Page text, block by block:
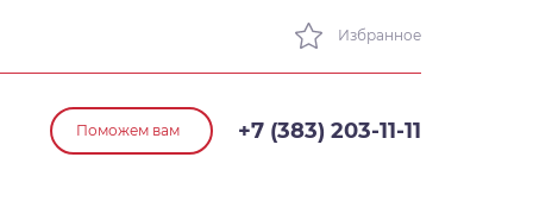
Избранное
Поможем вам +7 (383) 203-11-11